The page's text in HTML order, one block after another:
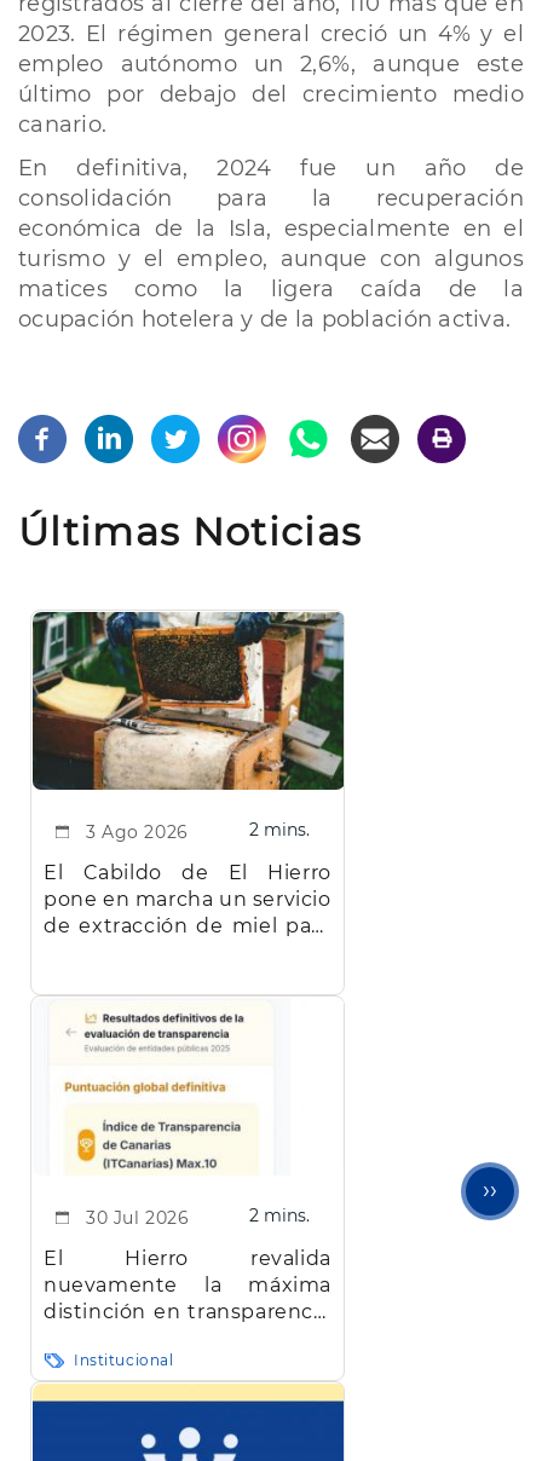
2023. El régimen general creció un 4% y el
empleo autónomo un 2,6%, aunque este
último por debajo del crecimiento medio
canario.
En definitiva, 2024 fue un año de
consolidación para la recuperación
económica de la Isla, especialmente en el
turismo y el empleo, aunque con algunos
matices como la ligera caída de la
ocupación hotelera y de la población activa.
Últimas Noticias
3 Ago 2026 2 mins.
El Cabildo de El Hierro
pone en marcha un servicio
de extracción de miel para
30 Jul 2026 2 mins.
El Hierro revalida
nuevamente la máxima
distinción en transparencia
Institucional
››